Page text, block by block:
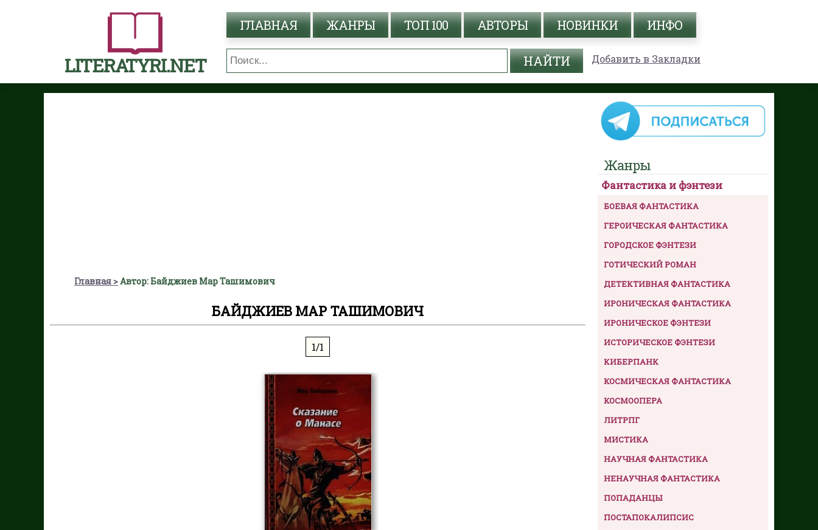
LITERATYRI.NET
ГЛАВНАЯ ЖАНРЫ ТОП 100 АВТОРЫ НОВИНКИ ИНФО
Добавить в Закладки
Главная Автор: Байджиев Мар Ташимович
БАЙДЖИЕВ МАР ТАШИМОВИЧ
1/1
Жанры
Фантастика и фэнтези
БОЕВАЯ ФАНТАСТИКА
ГЕРОИЧЕСКАЯ ФАНТАСТИКА
ГОРОДСКОЕ ФЭНТЕЗИ
ГОТИЧЕСКИЙ РОМАН
ДЕТЕКТИВНАЯ ФАНТАСТИКА
ИРОНИЧЕСКАЯ ФАНТАСТИКА
ИРОНИЧЕСКОЕ ФЭНТЕЗИ
ИСТОРИЧЕСКОЕ ФЭНТЕЗИ
КИБЕРПАНК
КОСМИЧЕСКАЯ ФАНТАСТИКА
КОСМООПЕРА
ЛИТРПГ
МИСТИКА
НАУЧНАЯ ФАНТАСТИКА
НЕНАУЧНАЯ ФАНТАСТИКА
ПОПАДАНЦЫ
ПОСТАПОКАЛИПСИС